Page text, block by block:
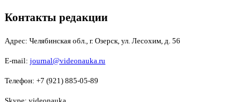
Контакты редакции
Адрес: Челябинская обл., г. Озерск, ул. Лесохим, д. 56
E-mail: journal@videonauka.ru
Телефон: +7 (921) 885-05-89